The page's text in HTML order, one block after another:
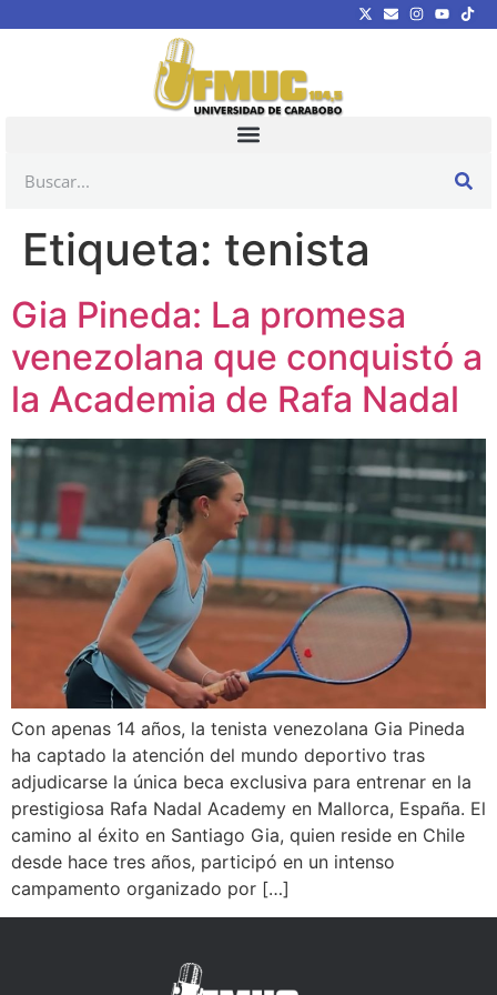
Etiqueta: tenista
Gia Pineda: La promesa
venezolana que conquistó a
la Academia de Rafa Nadal
Con apenas 14 años, la tenista venezolana Gia Pineda
ha captado la atención del mundo deportivo tras
adjudicarse la única beca exclusiva para entrenar en la
prestigiosa Rafa Nadal Academy en Mallorca, España. El
camino al éxito en Santiago Gia, quien reside en Chile
desde hace tres años, participó en un intenso
campamento organizado por […]